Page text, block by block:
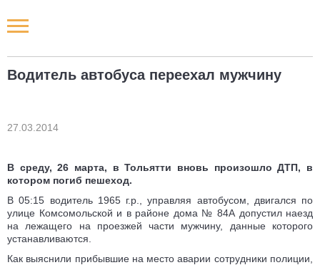
Водитель автобуса переехал мужчину
27.03.2014
В среду, 26 марта, в Тольятти вновь произошло ДТП, в
котором погиб пешеход.
В 05:15 водитель 1965 г.р., управляя автобусом, двигался по
улице Комсомольской и в районе дома № 84А допустил наезд
на лежащего на проезжей части мужчину, данные которого
устанавливаются.
Как выяснили прибывшие на место аварии сотрудники полиции,
Новости РФ
Новости компаний
Наши мероприятия
Статьи